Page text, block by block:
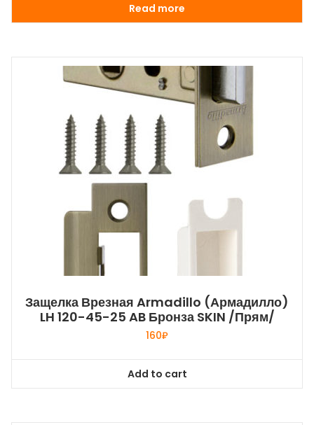
Read more
Защелка Врезная Armadillo (Армадилло)
LH 120-45-25 AB Бронза SKIN /прям/
160₽
Add to cart